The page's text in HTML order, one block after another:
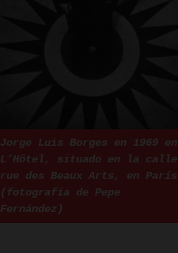
Jorge Luis Borges en 1969 en
L’Hôtel, situado en la calle
rue des Beaux Arts, en París
(fotografía de Pepe
Fernández)